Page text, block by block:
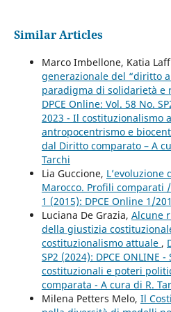
Similar Articles
Marco Imbellone, Katia
generazionale del “diritto
paradigma di solidarietà
DPCE Online: Vol. 58 No.
2023 - Il costituzionalismo
antropocentrismo e
dal Diritto comparato – A
Tarchi
Lia Guccione,
Marocco. Profili comparati /
1 (2015): DPCE Online 1/
Luciana De Grazia, Alcune
della giustizia
costituzionalismo attuale ,
SP2 (2024): DPCE ONLINE
costituzionali e poteri
comparata - A cura di R.
Milena Petters Melo, Il